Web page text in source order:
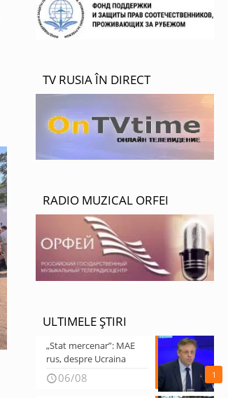
TV RUSIA ÎN DIRECT
RADIO MUZICAL ORFEI
ULTIMELE ȘTIRI
1
„Stat mercenar”: MAE
rus, despre Ucraina
06/08